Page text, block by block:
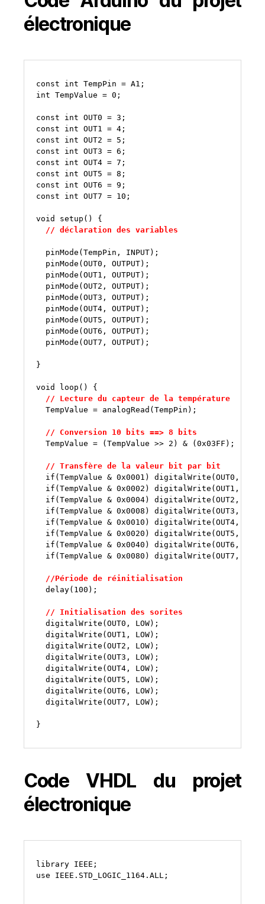
électronique
const int TempPin =
int TempValue = 0 ;
const int OUT0 = 3
const
int OUT1 = 4
const
int OUT2 = 5
const
int OUT3 = 6
const
int OUT4 = 7
const
int OUT5 = 8
const
int OUT6 = 9
const
int OUT7 = 10 ;
void setup()
// déclaration des variables
pinMode(TempPin,
pinMode(OUT0,
pinMode(OUT1,
pinMode(OUT2,
pinMode(OUT3,
pinMode(OUT4,
pinMode(OUT5,
pinMode(OUT6,
pinMode(OUT7,
OUTPUT);
}
void loop()
TempValue = analogRead(TempPin);
TempValue = (TempValue >> 2 ) & ( 0x03FF );
if (TempValue & 0x0001 )
digitalWrite(OUT0,
if (TempValue & 0x0002 )
digitalWrite(OUT1,
if (TempValue & 0x0004)
digitalWrite(OUT2,
if (TempValue & 0x0008 )
digitalWrite(OUT3,
if (TempValue & 0x0010 )
digitalWrite(OUT4,
if (TempValue & 0x0020 )
digitalWrite(OUT5,
if (TempValue & 0x0040 )
digitalWrite(OUT6,
if (TempValue & 0x0080 ) digitalWrite(OUT7,
delay( 100 );
digitalWrite(OUT0,
digitalWrite(OUT1,
digitalWrite(OUT2,
digitalWrite(OUT3,
digitalWrite(OUT4,
digitalWrite(OUT5,
digitalWrite(OUT6,
digitalWrite(OUT7,
LOW);
}
Code VHDL du projet
électronique
library IEEE;
use
IEEE.STD_LOGIC_1164.ALL;